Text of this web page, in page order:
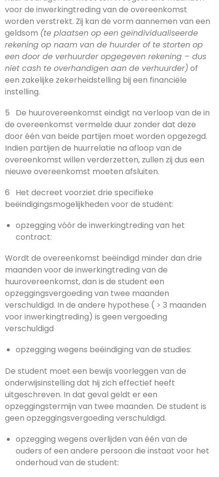
voor de inwerkingtreding van de overeenkomst
worden verstrekt. Zij kan de vorm aannemen van een
geldsom (te plaatsen op een geïndividualiseerde
rekening op naam van de huurder of te storten op
een door de verhuurder opgegeven rekening – dus
niet cash te overhandigen aan de verhuurder) of
een zakelijke zekerheidstelling bij een financiële
instelling.
5 De huurovereenkomst eindigt na verloop van de in
de overeenkomst vermelde duur zonder dat deze
door één van beide partijen moet worden opgezegd.
Indien partijen de huurrelatie na afloop van de
overeenkomst willen verderzetten, zullen zij dus een
nieuwe overeenkomst moeten afsluiten.
6 Het decreet voorziet drie specifieke
beëindigingsmogelijkheden voor de student:
opzegging vóór de inwerkingtreding van het
contract:
Wordt de overeenkomst beëindigd minder dan drie
maanden voor de inwerkingtreding van de
huurovereenkomst, dan is de student een
opzeggingsvergoeding van twee maanden
verschuldigd. In de andere hypothese ( > 3 maanden
voor inwerkingtreding) is geen vergoeding
verschuldigd
opzegging wegens beëindiging van de studies:
De student moet een bewijs voorleggen van de
onderwijsinstelling dat hij zich effectief heeft
uitgeschreven. In dat geval geldt er een
opzeggingstermijn van twee maanden. De student is
geen opzeggingsvergoeding verschuldigd.
opzegging wegens overlijden van één van de
ouders of een andere persoon die instaat voor het
onderhoud van de student: